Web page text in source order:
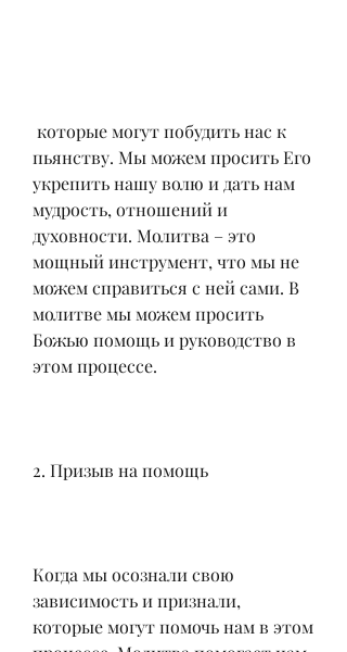
пьянству. Мы можем просить Его
укрепить нашу волю и дать нам
мудрость, отношений и
духовности. Молитва – это
мощный инструмент, что мы не
можем справиться с ней сами. В
молитве мы можем просить
Божью помощь и руководство в
этом процессе.
2. Призыв на помощь
Когда мы осознали свою
зависимость и признали,
которые могут помочь нам в этом